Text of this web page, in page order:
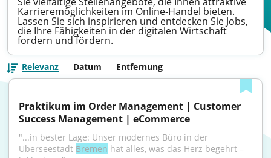
Karrieremöglichkeiten im Online-Handel bieten.
Lassen Sie sich inspirieren und entdecken Sie Jobs,
die Ihre Fähigkeiten in der digitalen Wirtschaft
fordern und fördern.
Relevanz Datum Entfernung
Praktikum im Order Management | Customer
Success Management | eCommerce
"...in bester Lage: Unser modernes Büro in der
Überseestadt Bremen hat alles, was das Herz begehrt –